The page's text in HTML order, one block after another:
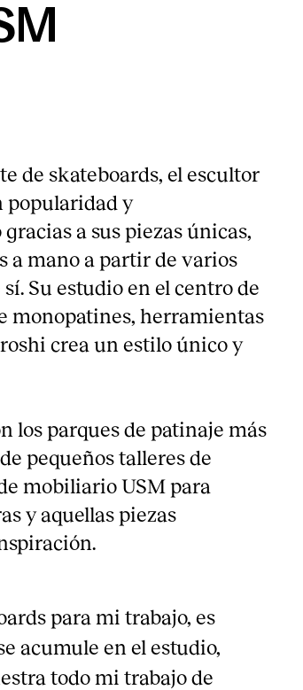
de skateboards, el escultor
popularidad y
a sus piezas únicas,
a mano a partir de varios
Su estudio en el centro de
monopatines, herramientas
crea un estilo único y
los parques de patinaje más
pequeños talleres de
mobiliario USM para
y aquellas piezas
para mi trabajo, es
acumule en el estudio,
todo mi trabajo de